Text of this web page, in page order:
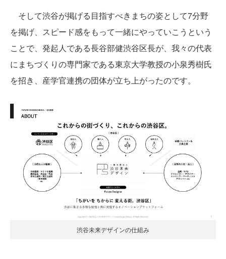
そして渋谷が掲げる目指すべきまちの姿として7分野
を掲げ、スピード感をもって一緒にやっていこうという
ことで、発起人である長谷部健渋谷区長が、我々の代表
にまちづくりの専門家である東京大学教授の小泉秀樹氏
を招き、産学官連携の団体が立ち上がったのです。
渋谷未来デザインの仕組み